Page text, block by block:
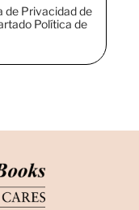
de Privacidad de
Política de